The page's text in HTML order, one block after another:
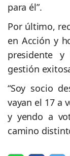
para él”.
Por último,
en Acción y
presidente
gestión
“Soy socio
vayan el 17 a
y yendo a
camino